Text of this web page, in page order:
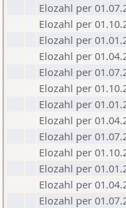
Elozahl per
Elozahl per
Elozahl per
Elozahl per
Elozahl per
Elozahl per
Elozahl per
Elozahl per
Elozahl per
Elozahl per
Elozahl per
Elozahl per
Elozahl per